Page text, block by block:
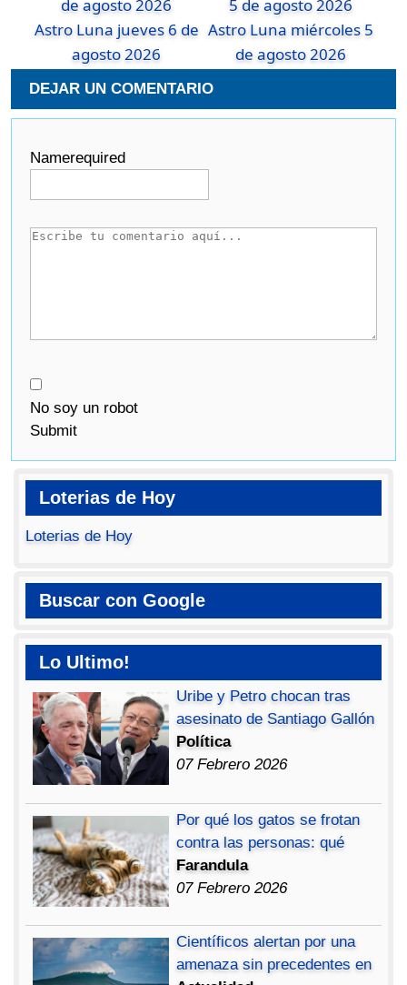
Astro Luna jueves 6 de
agosto 2026
Astro Luna miércoles 5
de agosto 2026
DEJAR UN COMENTARIO
Namerequired
No soy un robot
Submit
Loterias de Hoy
Loterias de Hoy
Buscar con Google
Lo Ultimo!
Uribe y Petro chocan tras
asesinato de Santiago Gallón
Política
07 Febrero 2026
Por qué los gatos se frotan
contra las personas: qué
Farandula
07 Febrero 2026
Científicos alertan por una
amenaza sin precedentes en